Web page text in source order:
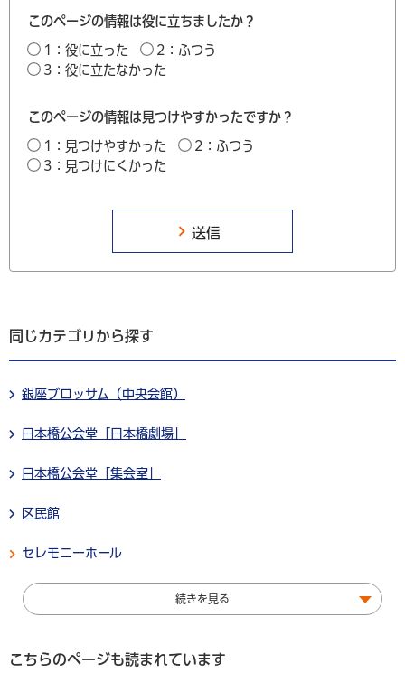
このページの情報は役に立ちましたか？
1：役に立った
2：ふつう
3：役に立たなかった
このページの情報は見つけやすかったですか？
1：見つけやすかった
2：ふつう
3：見つけにくかった
同じカテゴリから探す
銀座ブロッサム（中央会館）
日本橋公会堂「日本橋劇場」
日本橋公会堂「集会室」
区民館
セレモニーホール
続きを見る
こちらのページも読まれています